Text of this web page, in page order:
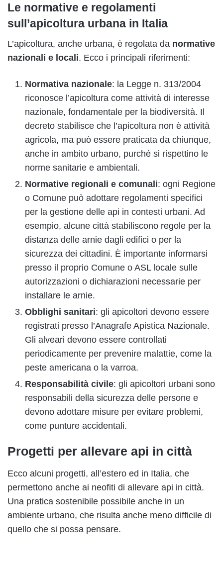
Le normative e regolamenti
sull’apicoltura urbana in Italia
L’apicoltura, anche urbana, è regolata da normative
nazionali e locali. Ecco i principali riferimenti:
Normativa nazionale: la Legge n. 313/2004
riconosce l’apicoltura come attività di interesse
nazionale, fondamentale per la biodiversità. Il
decreto stabilisce che l’apicoltura non è attività
agricola, ma può essere praticata da chiunque,
anche in ambito urbano, purché si rispettino le
norme sanitarie e ambientali.
Normative regionali e comunali: ogni Regione
o Comune può adottare regolamenti specifici
per la gestione delle api in contesti urbani. Ad
esempio, alcune città stabiliscono regole per la
distanza delle arnie dagli edifici o per la
sicurezza dei cittadini. È importante informarsi
presso il proprio Comune o ASL locale sulle
autorizzazioni o dichiarazioni necessarie per
installare le arnie.
Obblighi sanitari: gli apicoltori devono essere
registrati presso l’Anagrafe Apistica Nazionale.
Gli alveari devono essere controllati
periodicamente per prevenire malattie, come la
peste americana o la varroa.
Responsabilità civile: gli apicoltori urbani sono
responsabili della sicurezza delle persone e
devono adottare misure per evitare problemi,
come punture accidentali.
Progetti per allevare api in città
Ecco alcuni progetti, all’estero ed in Italia, che
permettono anche ai neofiti di allevare api in città.
Una pratica sostenibile possibile anche in un
ambiente urbano, che risulta anche meno difficile di
quello che si possa pensare.